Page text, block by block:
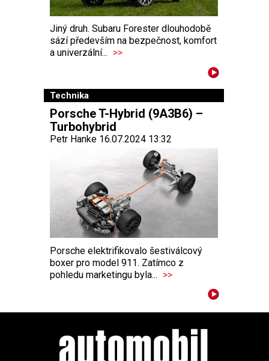
Jiný druh. Subaru Forester dlouhodobě
sází především na bezpečnost, komfort
a univerzální... >>
Technika
Porsche T-Hybrid (9A3B6) –
Turbohybrid
Petr Hanke 16.07.2024 13:32
Porsche elektrifikovalo šestiválcový
boxer pro model 911. Zatímco z
pohledu marketingu byla... >>